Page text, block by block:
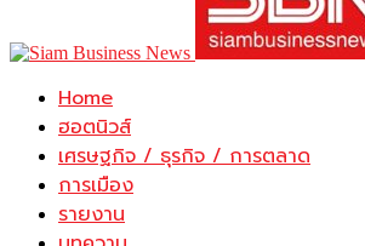
Home
ฮอตนิวส์
เศรษฐกิจ / ธุรกิจ / การตลาด
การเมือง
รายงาน